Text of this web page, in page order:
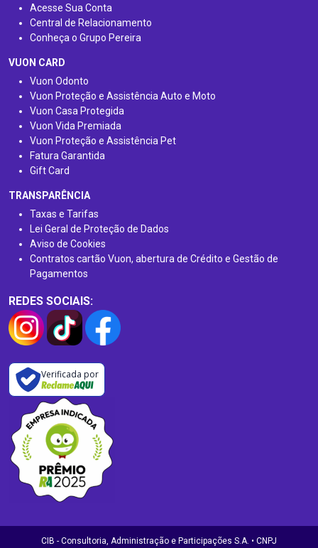
Acesse Sua Conta
Central de Relacionamento
Conheça o Grupo Pereira
VUON CARD
Vuon Odonto
Vuon Proteção e Assistência Auto e Moto
Vuon Casa Protegida
Vuon Vida Premiada
Vuon Proteção e Assistência Pet
Fatura Garantida
Gift Card
TRANSPARÊNCIA
Taxas e Tarifas
Lei Geral de Proteção de Dados
Aviso de Cookies
Contratos cartão Vuon, abertura de Crédito e Gestão de
Pagamentos
REDES SOCIAIS:
Verificada por
CIB - Consultoria, Administração e Participações S.A. • CNPJ